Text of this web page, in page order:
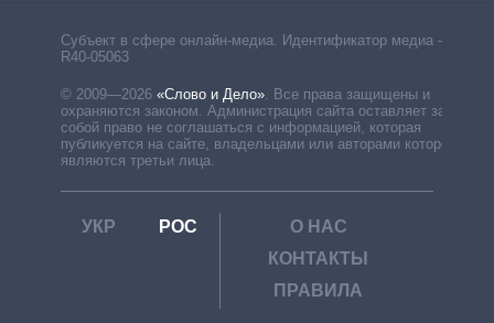
Субъект в сфере онлайн-медиа. Идентификатор медиа –
R40-05063
© 2009—2026 «Слово и Дело». Все права защищены и
охраняются законом. Администрация сайта оставляет за
собой право не соглашаться с информацией, которая
публикуется на сайте, владельцами или авторами которой
являются третьи лица.
УКР РОС
О НАС
КОНТАКТЫ
ПРАВИЛА